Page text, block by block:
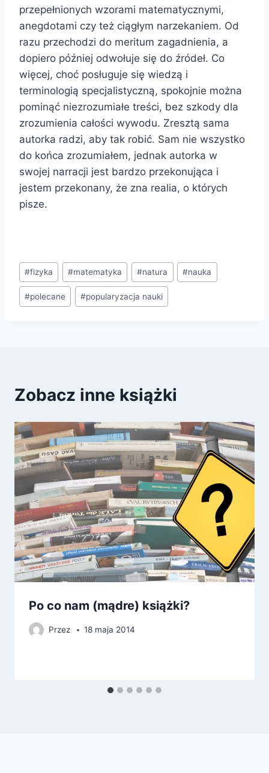
przepełnionych wzorami matematycznymi,
anegdotami czy też ciągłym narzekaniem. Od
razu przechodzi do meritum zagadnienia, a
dopiero później odwołuje się do źródeł. Co
więcej, choć posługuje się wiedzą i
terminologią specjalistyczną, spokojnie można
pominąć niezrozumiałe treści, bez szkody dla
zrozumienia całości wywodu. Zresztą sama
autorka radzi, aby tak robić. Sam nie wszystko
do końca zrozumiałem, jednak autorka w
swojej narracji jest bardzo przekonująca i
jestem przekonany, że zna realia, o których
pisze.
Tagi
wpisu:
#fizyka #matematyka #natura #nauka
#polecane #popularyzacja nauki
Zobacz inne książki
Po co nam (mądre) książki?
Przez 18 maja 2014